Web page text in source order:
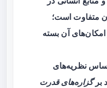
متفاوت است؛
امکان‌های آن بسته
نظریه‌های
برگزاره‌های قدرت